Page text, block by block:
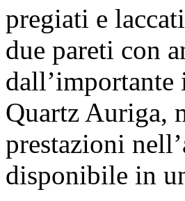
pregiati e
due pareti con
Quartz Auriga,
prestazioni
disponibile in